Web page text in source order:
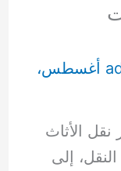
28 أغسطس،
الأثاث
إلى